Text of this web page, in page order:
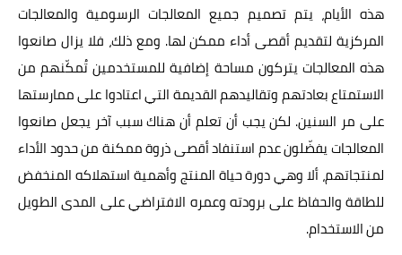
هذه الأيام، يتم تصميم جميع المعالجات الرسومية والمعالجات
المركزية لتقديم أقصى أداء ممكن لها. ومع ذلك، فلا يزال صانعوا
هذه المعالجات يتركون مساحة إضافية للمستخدمين تُمكّنهم من
الاستمتاع بعادتهم وتقاليدهم القديمة التي اعتادوا على ممارستها
على مر السنين. لكن يجب أن تعلم أن هناك سبب آخر يجعل صانعوا
المعالجات يفضّلون عدم استنفاد أقصى ذروة ممكنة من حدود الأداء
لمنتجاتهم، ألا وهي دورة حياة المنتج وأهمية استهلاكه المنخفض
للطاقة والحفاظ على برودته وعمره الافتراضي على المدى الطويل
من الاستخدام.